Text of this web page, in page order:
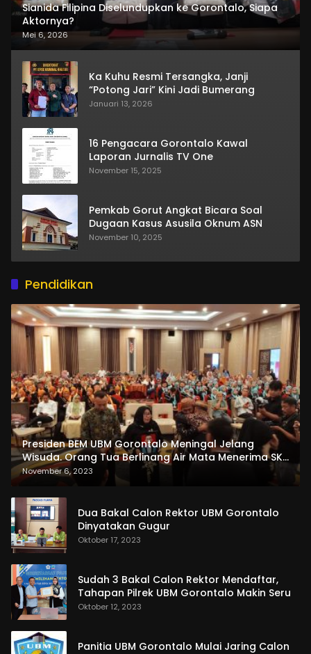
Sianida Filipina Diselundupkan ke Gorontalo, Siapa
Aktornya?
Mei 6, 2026
Ka Kuhu Resmi Tersangka, Janji
“Potong Jari” Kini Jadi Bumerang
Januari 13, 2026
16 Pengacara Gorontalo Kawal
Laporan Jurnalis TV One
November 15, 2025
Pemkab Gorut Angkat Bicara Soal
Dugaan Kasus Asusila Oknum ASN
November 10, 2025
Pendidikan
Presiden BEM UBM Gorontalo Meningal Jelang
Wisuda. Orang Tua Berlinang Air Mata Menerima SKL
dan Pemasangan Salempang
November 6, 2023
Dua Bakal Calon Rektor UBM Gorontalo
Dinyatakan Gugur
Oktober 17, 2023
Sudah 3 Bakal Calon Rektor Mendaftar,
Tahapan Pilrek UBM Gorontalo Makin Seru
Oktober 12, 2023
Panitia UBM Gorontalo Mulai Jaring Calon